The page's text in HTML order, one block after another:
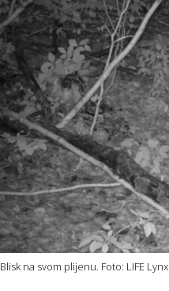
Blisk na svom plijenu. Foto: LIFE Lynx